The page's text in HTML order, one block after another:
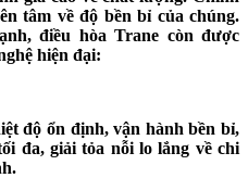
tâm về độ bền bỉ của chúng.
điều hòa Trane còn được
hiện đại:
độ ổn định, vận hành bền bỉ,
đa, giải tỏa nỗi lo lắng về chi